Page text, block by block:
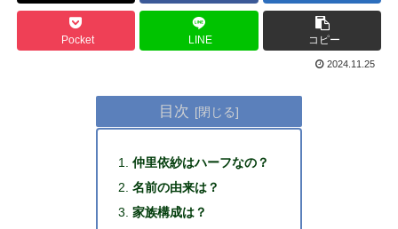
Pocket LINE コピー
2024.11.25
目次
仲里依紗はハーフなの？
名前の由来は？
家族構成は？